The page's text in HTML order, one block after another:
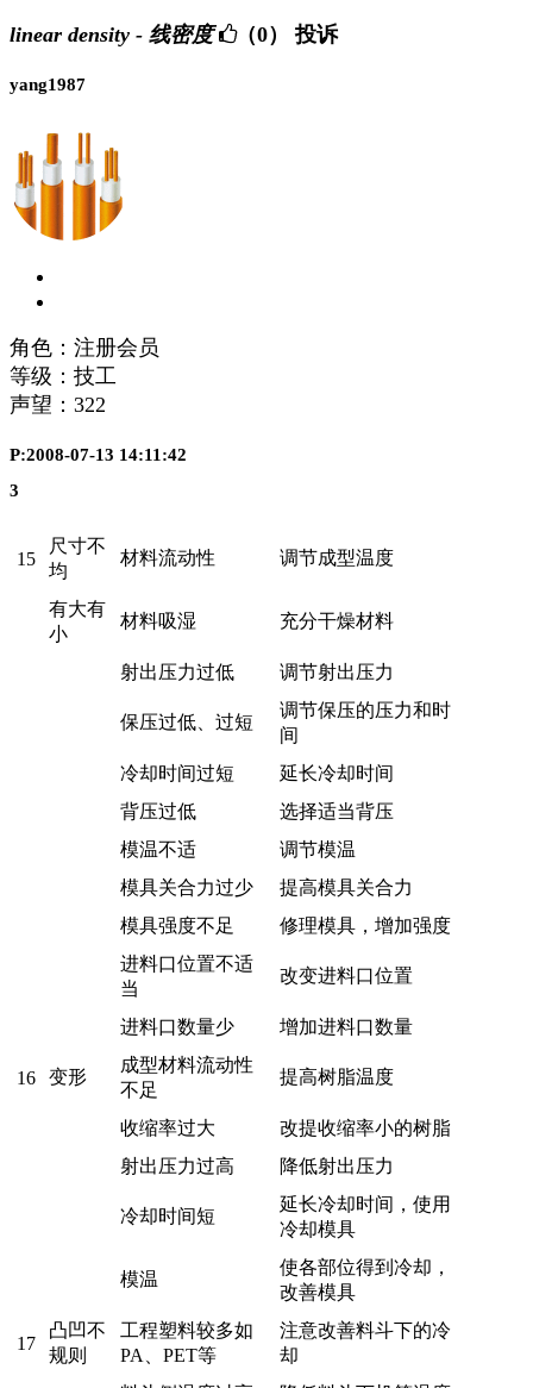
linear density - 线密度 （0） 投诉
yang1987
角色：注册会员
等级：技工
声望： 322
P:2008-07-13 14:11:42
3
15
尺寸不
均
材料流动性 调节成型温度
有大有
小
材料吸湿 充分干燥材料
射出压力过低 调节射出压力
保压过低、过短
调节保压的压力和时
间
冷却时间过短
延长冷却时间
背压过低
选择适当背压
模温不适
调节模温
模具关合力过少
提高模具关合力
模具强度不足
修理模具，增加强度
进料口位置不适
当
改变进料口位置
进料口数量少 增加进料口数量
16 变形
成型材料流动性
不足
提高树脂温度
收缩率过大
改提收缩率小的树脂
射出压力过高
降低射出压力
冷却时间短
延长冷却时间，使用
冷却模具
模温
使各部位得到冷却，
改善模具
17
凸凹不
规则
工程塑料较多如
PA、PET等
注意改善料斗下的冷
却